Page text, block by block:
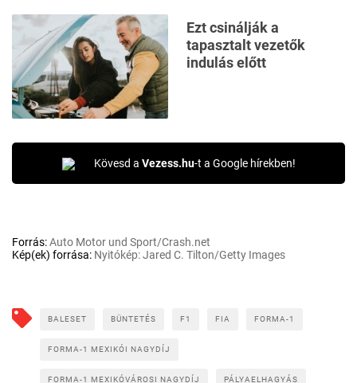
Ezt csinálják a
tapasztalt vezetők
indulás előtt
Kövesd a Vezess.hu-t a Google hírekben!
Forrás:Auto Motor und Sport/Crash.net
Kép(ek) forrása: Nyitókép: Jared C. Tilton/Getty Images
BALESET BÜNTETÉS F1 FIA FORMA-1
FORMA-1 MEXIKÓI NAGYDÍJ
FORMA-1 MEXIKÓVÁROSI NAGYDÍJ PÁLYAELHAGYÁS